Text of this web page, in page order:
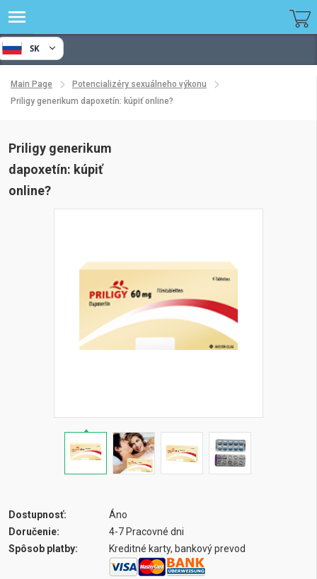
SK
Main Page
Potencializéry sexuálneho výkonu
Priligy generikum dapoxetín: kúpiť online?
Priligy generikum
dapoxetín: kúpiť
online?
Dostupnosť:
Áno
Doručenie:
4-7 Pracovné dni
Spôsob platby:
Kreditné karty, bankový prevod